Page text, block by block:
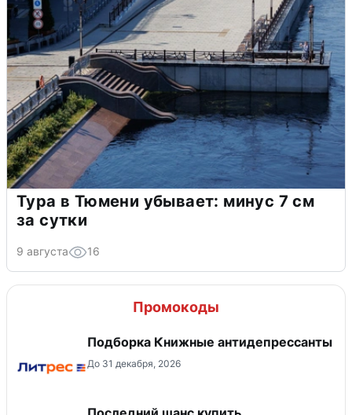
Тура в Тюмени убывает: минус 7 см
за сутки
9 августа 16
Промокоды
Подборка Книжные антидепрессанты
До 31 декабря, 2026